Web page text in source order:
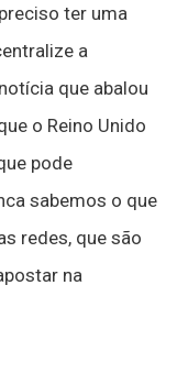
ter uma
a
que abalou
o Reino Unido
pode
sabemos o que
redes, que são
na